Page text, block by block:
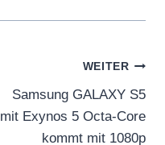
WEITER
Samsung GALAXY S5
mit Exynos 5 Octa-Core
kommt mit 1080p